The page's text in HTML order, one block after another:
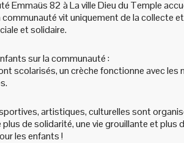
Emmaüs 82 à La ville Dieu du Temple
vit uniquement de la collecte
et solidaire.
sur la communauté :
scolarisés, un crèche fonctionne avec
artistiques, culturelles sont
plus de solidarité, une vie grouillante et
les enfants !